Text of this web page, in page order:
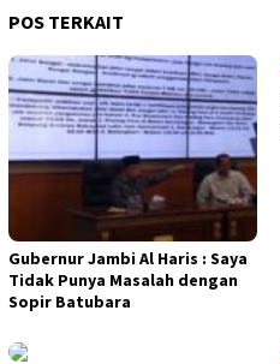
POS TERKAIT
Gubernur Jambi Al Haris : Saya
Tidak Punya Masalah dengan
Sopir Batubara